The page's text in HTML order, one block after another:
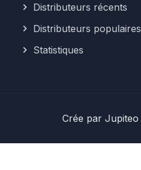
Distributeurs récents
Distributeurs populaires
Statistiques
Crée par Jupiteo